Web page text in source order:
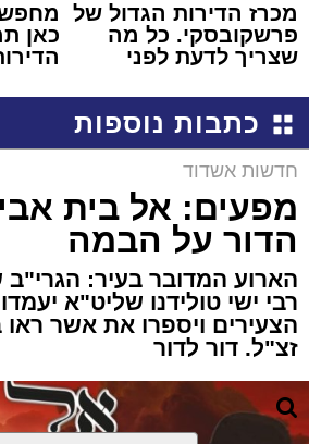
מכרז הדירות הגדול של
פרשקובסקי. כל מה
שצריך לדעת לפני
באשדוד
כאן
כתבות נוספות
חדשות אשדוד
מפעים: אל בית אבי
הדור על הבמה
הארוע המדובר בעיר: הגרי"ב
רבי ישי טולידנו שליט"א
הצעירים ויספרו את אשר ראו
זצ"ל. דור לדור